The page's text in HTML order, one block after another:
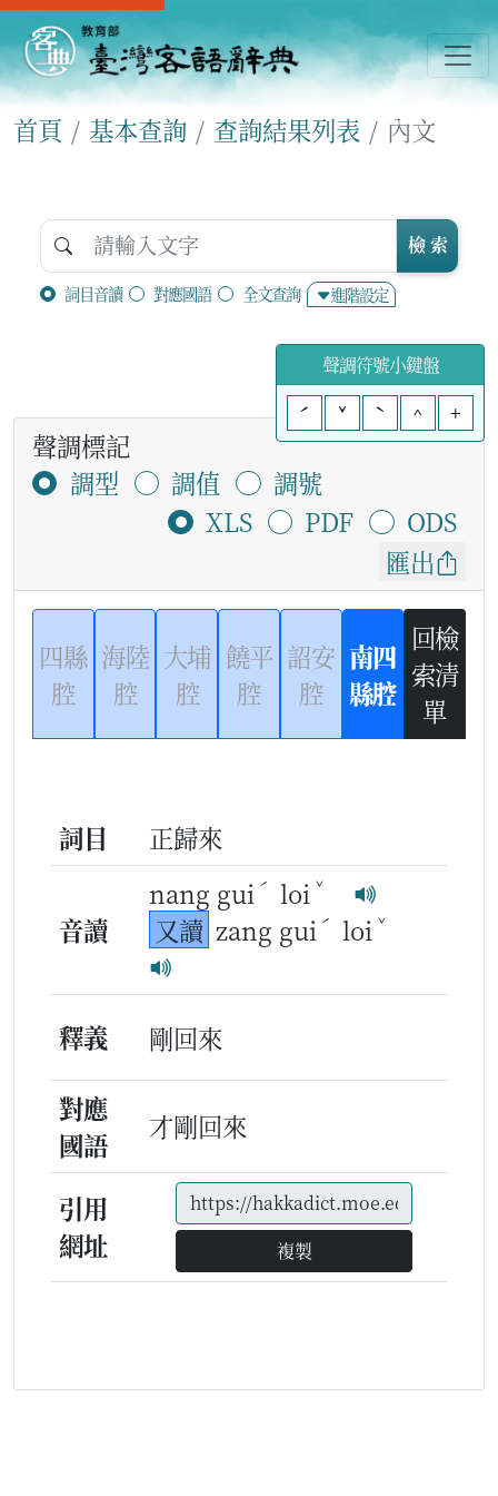
首頁 基本查詢 查詢結果列表 內文
詞目音讀 對應國語 全文查詢 進階設定
檢 索
聲調符號小鍵盤
ˊ
ˇ ˋ ^ +
聲調標記
調型
調值
調號
XLS
PDF
ODS
匯出
四縣
腔
海陸
腔
大埔
腔
饒平
腔
詔安
腔
南四
縣腔
回檢
索清
單
詞目 正歸來
音讀
nang gui ˊ loi ˇ
又讀 zang gui ˊ loi ˇ
釋義
剛回來
對應
國語
才剛回來
引用
網址
複製